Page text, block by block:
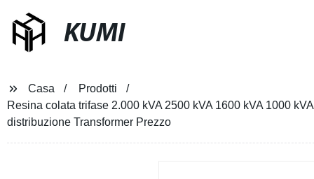
KUMI
Casa
Prodotti
Resina colata trifase 2.000 kVA 2500 kVA 1600 kVA 1000
distribuzione Transformer Prezzo